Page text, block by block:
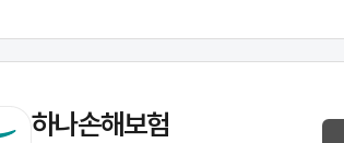
하나손해보험